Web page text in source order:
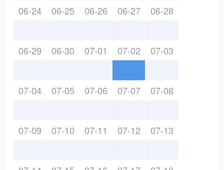
06-24 06-25 06-26 06-27 06-28
06-29 06-30 07-01 07-02 07-03
07-04 07-05 07-06 07-07 07-08
07-09 07-10 07-11 07-12 07-13